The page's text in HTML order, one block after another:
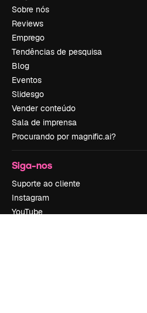
Sobre nós
Reviews
Emprego
Tendências de pesquisa
Blog
Eventos
Slidesgo
Vender conteúdo
Sala de imprensa
Procurando por magnific.ai?
Siga-nos
Suporte ao cliente
Instagram
YouTube